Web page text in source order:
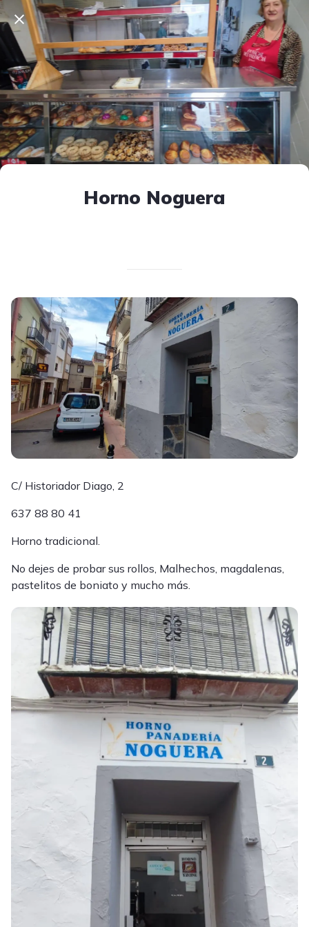
Horno Noguera
C/ Historiador Diago, 2
637 88 80 41
Horno tradicional.
No dejes de probar sus rollos, Malhechos, magdalenas,
pastelitos de boniato y mucho más.